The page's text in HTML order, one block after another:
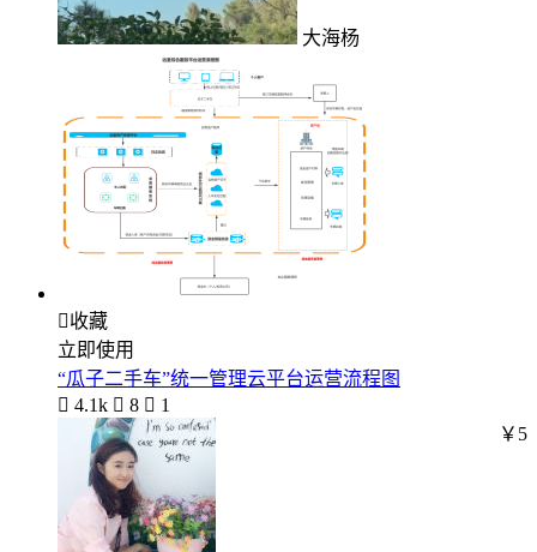
大海杨
收藏
立即使用
“瓜子二手车”统一管理云平台运营流程图
 4.1k  8  1
￥5